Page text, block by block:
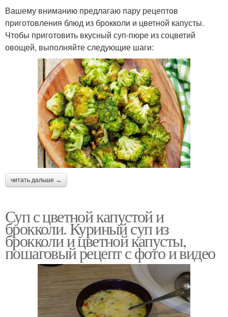
Вашему вниманию предлагаю пару рецептов
приготовления блюд из брокколи и цветной капусты.
Чтобы приготовить вкусный суп-пюре из соцветий
овощей, выполняйте следующие шаги:
читать дальше →
Суп с цветной капустой и
брокколи. Куриный суп из
брокколи и цветной капусты,
пошаговый рецепт с фото и видео